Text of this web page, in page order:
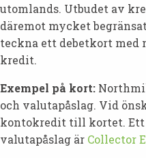
utomlands. Utbudet av
däremot mycket
teckna ett debetkort
kredit.
Exempel på kort:
och valutapåslag. Vid
kontokredit till kortet.
valutapåslag är Collector